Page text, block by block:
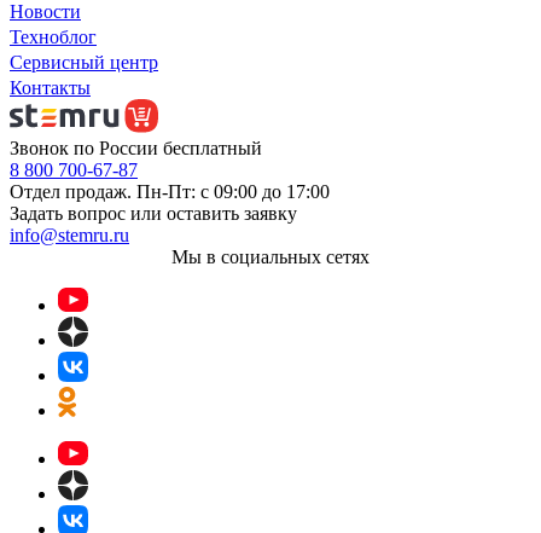
Новости
Техноблог
Сервисный центр
Контакты
Звонок по России бесплатный
8 800 700-67-87
Отдел продаж. Пн-Пт: с 09:00 до 17:00
Задать вопрос или оставить заявку
info@stemru.ru
Мы в социальных сетях